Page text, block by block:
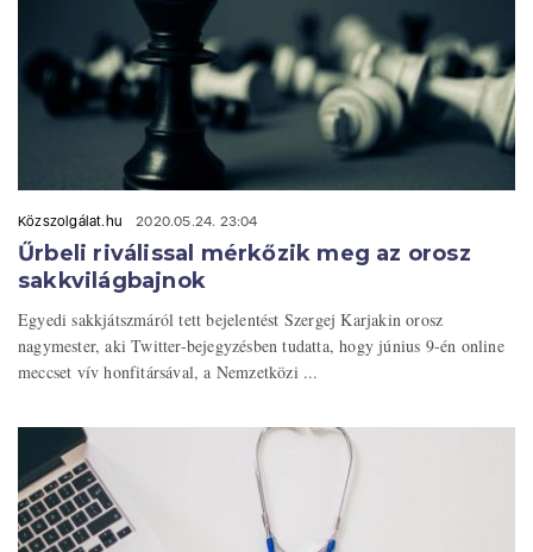
Közszolgálat.hu 2020.05.24. 23:04
Űrbeli riválissal mérkőzik meg az orosz
sakkvilágbajnok
Egyedi sakkjátszmáról tett bejelentést Szergej Karjakin orosz
nagymester, aki Twitter-bejegyzésben tudatta, hogy június 9-én online
meccset vív honfitársával, a Nemzetközi ...